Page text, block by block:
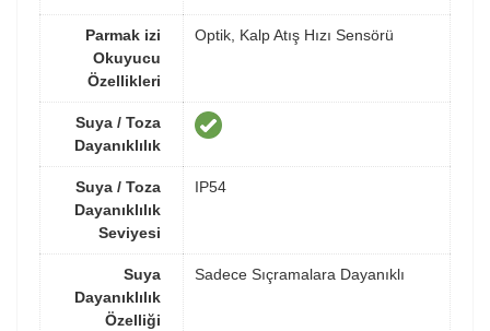
Parmak izi
Okuyucu
Özellikleri
Optik, Kalp Atış Hızı Sensörü
Suya / Toza
Dayanıklılık
Suya / Toza
Dayanıklılık
Seviyesi
IP54
Suya
Dayanıklılık
Özelliği
Sadece Sıçramalara Dayanıklı